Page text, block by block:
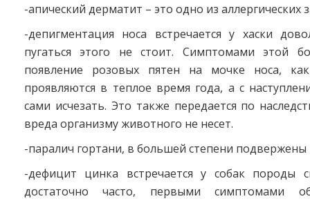
-апический дерматит – это одно из аллергических
-депигментация носа встречается у хаски
пугаться этого не стоит. Симптомами этой
появление розовых пятен на мочке носа,
проявляются в теплое время года, а с
сами исчезать. Это также передается по
вреда организму животного не несет.
-паралич гортани, в большей степени подвержены
-дефицит цинка встречается у собак породы
достаточно часто, первыми симптомами